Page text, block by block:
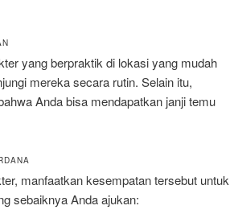
yang berpraktik di lokasi yang mudah
mereka secara rutin. Selain itu,
Anda bisa mendapatkan janji temu
manfaatkan kesempatan tersebut untuk
sebaiknya Anda ajukan: